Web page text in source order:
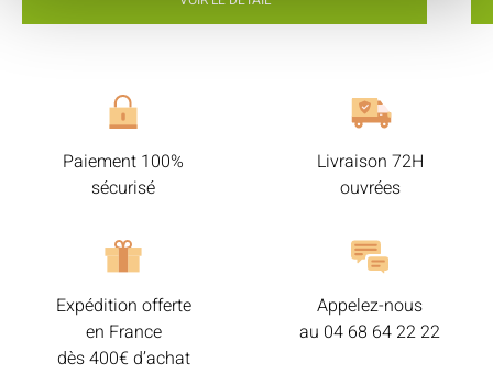
Paiement 100%
sécurisé
Livraison 72H
ouvrées
Expédition offerte
en France
dès 400€ d’achat
Appelez-nous
au 04 68 64 22 22